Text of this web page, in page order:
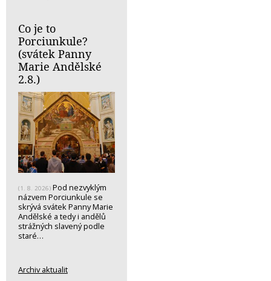
Co je to
Porciunkule?
(svátek Panny
Marie Andělské
2.8.)
(1. 8. 2026) Pod nezvyklým
názvem Porciunkule se
skrývá svátek Panny Marie
Andělské a tedy i andělů
strážných slavený podle
staré…
Archiv aktualit